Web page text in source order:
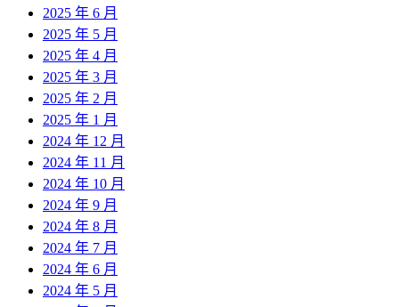
2025 年 6 月
2025 年 5 月
2025 年 4 月
2025 年 3 月
2025 年 2 月
2025 年 1 月
2024 年 12 月
2024 年 11 月
2024 年 10 月
2024 年 9 月
2024 年 8 月
2024 年 7 月
2024 年 6 月
2024 年 5 月